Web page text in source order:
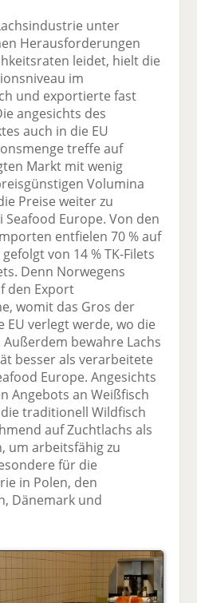
unter
Herausforderungen
leidet, hielt die
im
und exportierte fast
angesichts des
auch in die EU
treffe auf
Markt mit wenig
Volumina
Preise weiter zu
Europe. Von den
entfielen 70 % auf
von 14 % TK-Filets
Denn Norwegens
den Export
womit das Gros der
EU verlegt werde, wo die
bewahre Lachs
besser als verarbeitete
Europe. Angesichts
Angebots an Weißfisch
traditionell Wildfisch
auf Zuchtlachs als
um arbeitsfähig zu
für die
in Polen, den
Dänemark und